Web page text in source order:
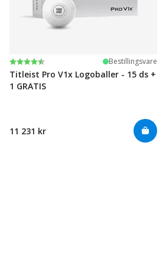
Karakter:
4.6 av 5 mulige Bestillingsvare
Titleist Pro V1x Logoballer - 15 ds +
1 GRATIS
11 231 kr